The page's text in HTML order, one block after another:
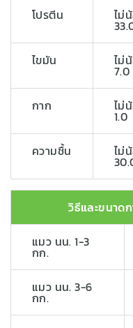
โปรตีน ไม่
ไขมัน ไม่
7.0
กาก ไม่
1.0
ความชื้น ไม่
วิธีและขนาดก
แมว นน. 1-3
กก.
แมว นน. 3-6
กก.